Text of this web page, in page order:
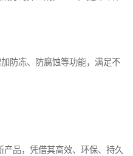
防冻、防腐蚀等功能，满足不
产品，凭借其高效、环保、持久